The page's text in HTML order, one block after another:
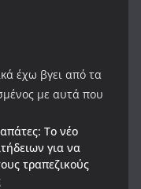
έχω βγει από τα
με αυτά που
Το νέο
για να
τραπεζικούς